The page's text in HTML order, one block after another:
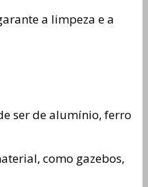
a limpeza e a
ser de alumínio, ferro
como gazebos,